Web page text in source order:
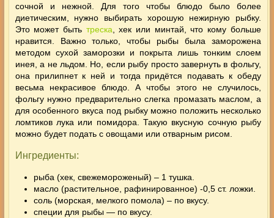
сочной и нежной. Для того чтобы блюдо было более
диетическим, нужно выбирать хорошую нежирную рыбку.
Это может быть треска , хек или минтай, что кому больше
нравится. Важно только, чтобы рыбы была заморожена
методом сухой заморозки и покрыта лишь тонким слоем
инея, а не льдом. Но, если рыбу просто завернуть в фольгу,
она прилипнет к ней и тогда придётся подавать к обеду
весьма некрасивое блюдо. А чтобы этого не случилось,
фольгу нужно предварительно слегка промазать маслом, а
для особенного вкуса под рыбку можно положить несколько
ломтиков лука или помидора. Такую вкусную сочную рыбу
можно будет подать с овощами или отварным рисом.
Ингредиенты:
рыба (хек, свежемороженый) – 1 тушка.
масло (растительное, рафинированное) -0,5 ст. ложки.
соль (морская, мелкого помола) – по вкусу.
специи для рыбы — по вкусу.